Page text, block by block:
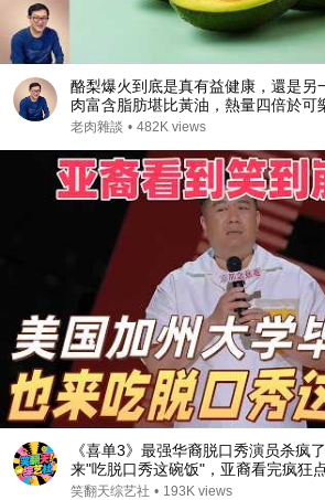
酪梨爆火到底是真有益健康，還是另
肉富含脂肪堪比黃油，熱量四倍於可
養學家推崇？【老肉雜談】#水果 #知
老肉雜談 • 482K views
《喜单3》最强华裔脱口秀演员杀疯
来"吃脱口秀这碗饭"，亚裔看完疯狂
单口季 #脱口秀 #搞笑 #喜剧 #funny #
笑翻天综艺社 • 193K views